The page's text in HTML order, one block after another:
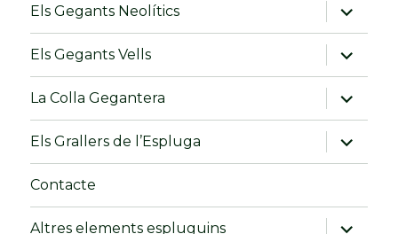
fill
Els Gegants Neolítics
amplia
el
menú
fill
Els Gegants Vells
amplia
el
menú
fill
La Colla Gegantera
amplia
el
menú
fill
Els Grallers de l’Espluga
amplia
el
menú
Contacte
Altres elements espluguins
amplia